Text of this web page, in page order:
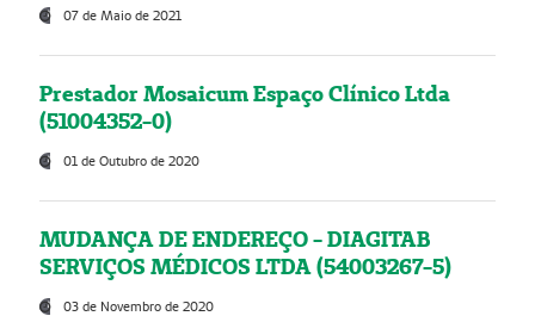
07 de Maio de 2021
Prestador Mosaicum Espaço Clínico Ltda
(51004352-0)
01 de Outubro de 2020
MUDANÇA DE ENDEREÇO - DIAGITAB
SERVIÇOS MÉDICOS LTDA (54003267-5)
03 de Novembro de 2020